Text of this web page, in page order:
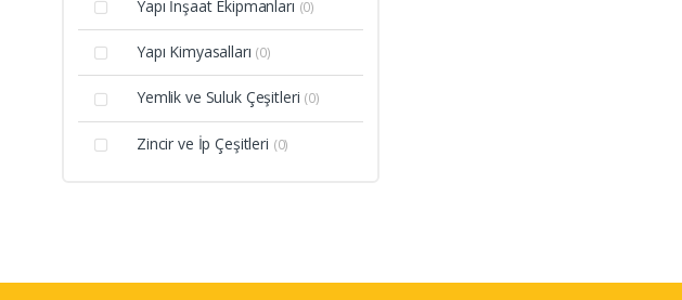
Yapı İnşaat Ekipmanları (0)
Yapı Kimyasalları (0)
Yemlik ve Suluk Çeşitleri (0)
Zincir ve İp Çeşitleri (0)